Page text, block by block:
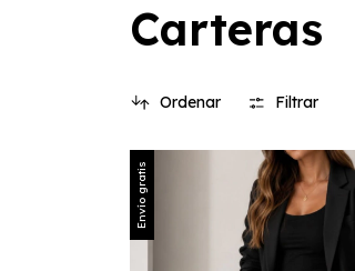
Carteras
Ordenar Filtrar
Envío gratis